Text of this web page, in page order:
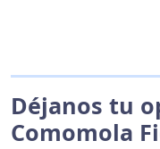
Déjanos tu
Comomola